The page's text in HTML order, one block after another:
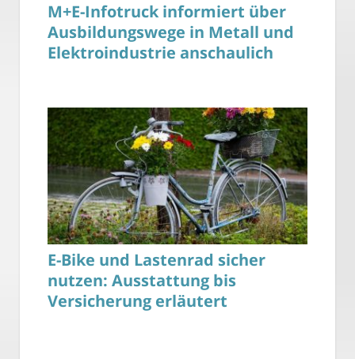
M+E-Infotruck informiert über
Ausbildungswege in Metall und
Elektroindustrie anschaulich
E-Bike und Lastenrad sicher
nutzen: Ausstattung bis
Versicherung erläutert